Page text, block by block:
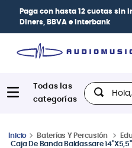
Paga con hasta 12 cuotas sin
Diners, BBVA e Interbank
Hola,
Baterías Y Percusión
Caja De Banda Baldassare